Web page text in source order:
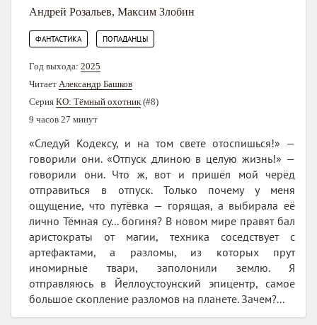
Андрей Розальев, Максим Злобин
ФАНТАСТИКА ПОПАДАНЦЫ
Год выхода: 2025
Читает Александр Башков
Серия КО: Тёмный охотник(#8)
9 часов 27 минут
«Следуй Кодексу, и на том свете отоспишься!» —
говорили они. «Отпуск длиною в целую жизнь!» —
говорили они. Что ж, вот и пришёл мой черёд
отправиться в отпуск. Только почему у меня
ощущение, что путёвка — горящая, а выбирала её
лично Тёмная су... богиня? В новом мире правят бал
аристократы от магии, техника соседствует с
артефактами, а разломы, из которых прут
иномирные твари, заполонили землю. Я
отправляюсь в Йеллоустоунский эпицентр, самое
большое скопление разломов на планете. Зачем?...